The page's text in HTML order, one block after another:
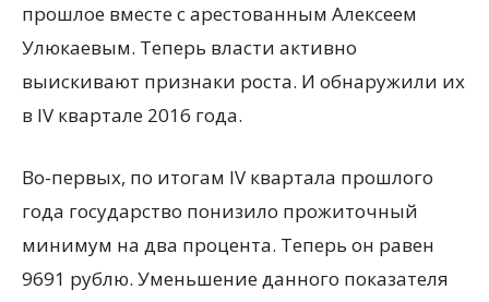
прошлое вместе с арестованным Алексеем
Улюкаевым. Теперь власти активно
выискивают признаки роста. И обнаружили их
в IV квартале 2016 года.
Во-первых, по итогам IV квартала прошлого
года государство понизило прожиточный
минимум на два процента. Теперь он равен
9691 рублю. Уменьшение данного показателя